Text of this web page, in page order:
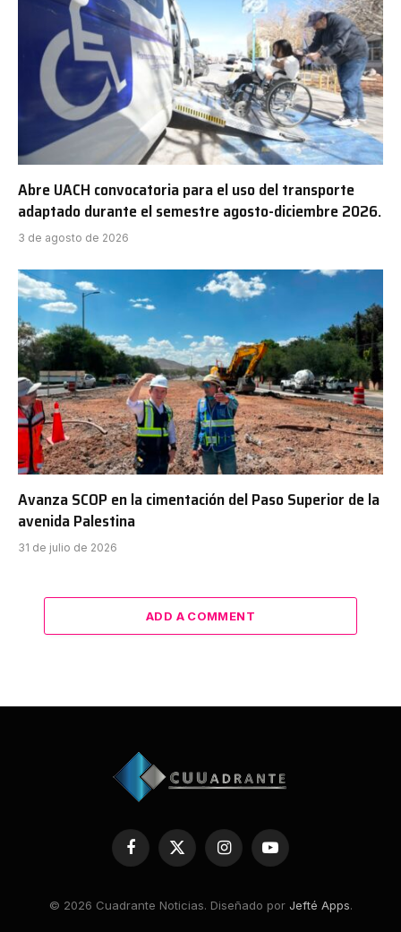
Abre UACH convocatoria para el uso del transporte
adaptado durante el semestre agosto-diciembre 2026.
3 de agosto de 2026
Avanza SCOP en la cimentación del Paso Superior de la
avenida Palestina
31 de julio de 2026
ADD A COMMENT
Facebook
X
InstagramYouTube
© 2026 Cuadrante Noticias. Diseñado por Jefté Apps.